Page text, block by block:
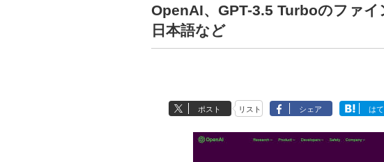
OpenAI、GPT-3.5 Turboのファ
日本語など
ポスト リスト シェア は